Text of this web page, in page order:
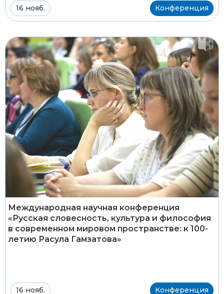
16 нояб. Конференция
Международная научная конференция
«Русская словесность, культура и философия
в современном мировом пространстве: к 100-
летию Расула Гамзатова»
16 нояб. Конференция